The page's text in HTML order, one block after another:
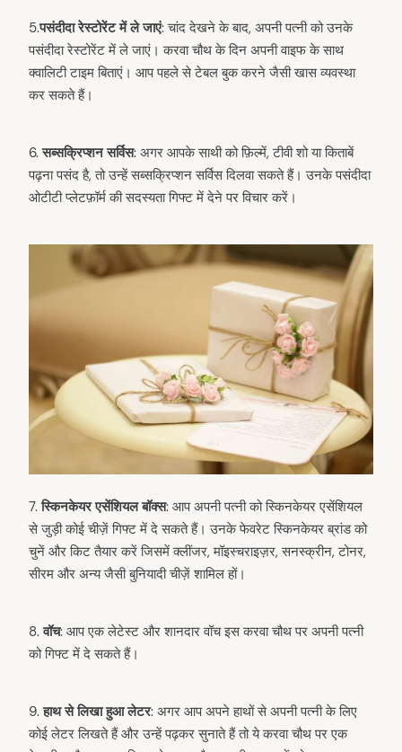
5.पसंदीदा रेस्टोरेंट में ले जाएं: चांद देखने के बाद, अपनी पत्नी को उनके
पसंदीदा रेस्टोरेंट में ले जाएं। करवा चौथ के दिन अपनी वाइफ के साथ
क्वालिटी टाइम बिताएं। आप पहले से टेबल बुक करने जैसी खास व्यवस्था
कर सकते हैं।
6.⁠⁠सब्सक्रिप्शन सर्विस: अगर आपके साथी को फ़िल्में, टीवी शो या किताबें
पढ़ना पसंद है, तो उन्हें सब्सक्रिप्शन सर्विस दिलवा सकते हैं। उनके पसंदीदा
ओटीटी प्लेटफ़ॉर्म की सदस्यता गिफ्ट में देने पर विचार करें।
7.स्किनकेयर एसेंशियल बॉक्स: आप अपनी पत्नी को स्किनकेयर एसेंशियल
से जुड़ी कोई चीज़ें गिफ्ट में दे सकते हैं। उनके फेवरेट स्किनकेयर ब्रांड को
चुनें और किट तैयार करें जिसमें क्लींजर, मॉइस्चराइज़र, सनस्क्रीन, टोनर,
सीरम और अन्य जैसी बुनियादी चीज़ें शामिल हों।
8.⁠ ⁠वॉच: आप एक लेटेस्ट और शानदार वॉच इस करवा चौथ पर अपनी पत्नी
को गिफ्ट में दे सकते हैं।
9.⁠⁠हाथ से लिखा हुआ लेटर: अगर आप अपने हाथों से अपनी पत्नी के लिए
कोई लेटर लिखते हैं और उन्हें पढ़कर सुनाते हैं तो ये करवा चौथ पर एक